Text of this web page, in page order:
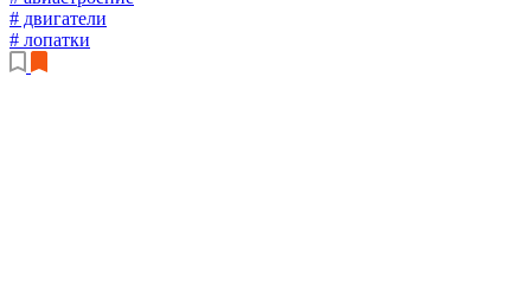
# двигатели
# лопатки